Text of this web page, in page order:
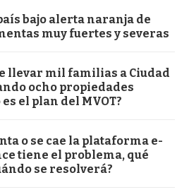
bajo alerta naranja de
muy fuertes y severas
llevar mil familias a Ciudad
ocho propiedades
el plan del MVOT?
o se cae la plataforma e-
tiene el problema, qué
se resolverá?